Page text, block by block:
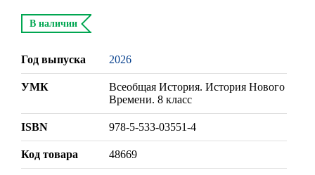
В наличии
Год выпуска 2026
УМК
Всеобщая История. История Нового
Времени. 8 класс
ISBN 978-5-533-03551-4
Код товара 48669